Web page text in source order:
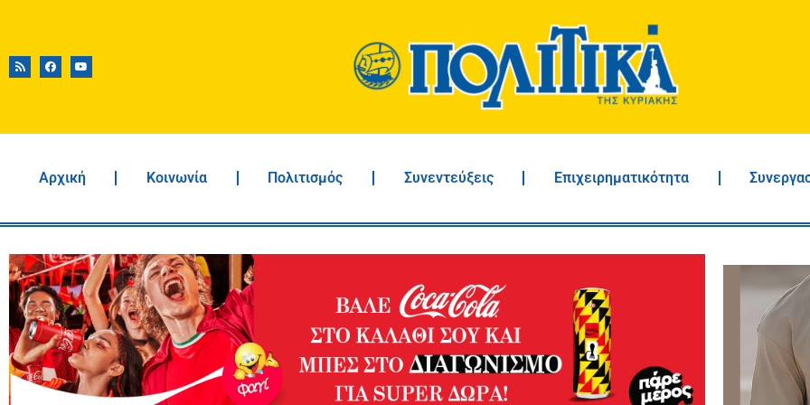
Αρχική Κοινωνία Πολιτισμός Συνεντεύξεις Επιχειρηματικότητα